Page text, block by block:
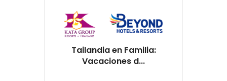
Tailandia en Familia:
Vacaciones d...